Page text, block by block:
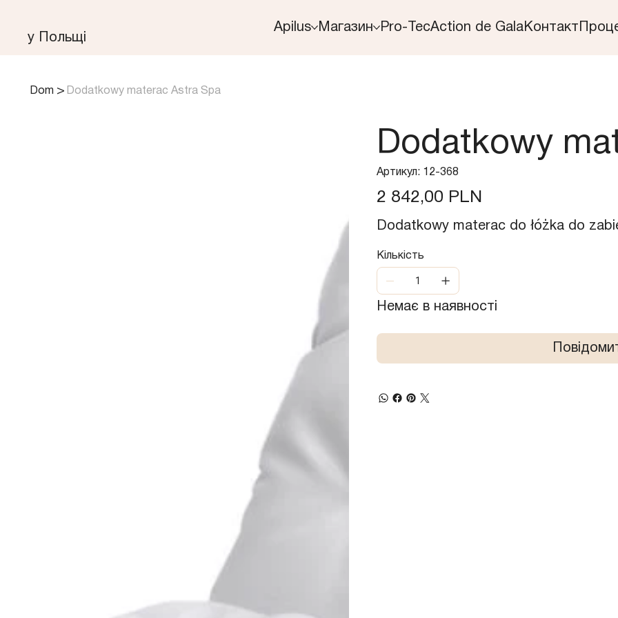
у Польщі
Apilus Магазин Pro-TecAction de GalaКонтакт
Dom > Dodatkowy materac Astra Spa
Dodatkowy
Артикул: Артикул
12-
12-368
Ціна
2 842,00 PLN
Dodatkowy materac do łóżka do
Кількість
Немає в наявності